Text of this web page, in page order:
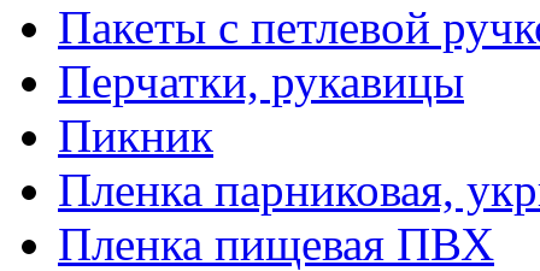
Пакеты с петлевой
Перчатки, рукавицы
Пикник
Пленка парниковая,
Пленка пищевая ПВХ